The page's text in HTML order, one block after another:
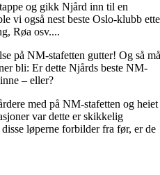
og gikk Njård inn til en
vi også nest beste Oslo-klubb
Røa osv....
på NM-stafetten gutter! Og så må
bli: Er dette Njårds beste NM-
– eller?
med på NM-stafetten og heiet
var dette er skikkelig
løperne forbilder fra før, er de